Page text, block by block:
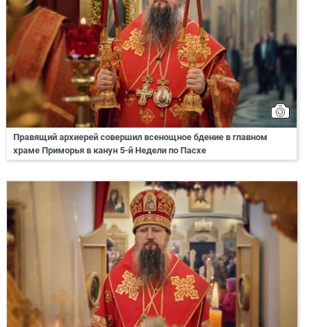
Правящий архиерей совершил всенощное бдение в главном
храме Приморья в канун 5-й Недели по Пасхе